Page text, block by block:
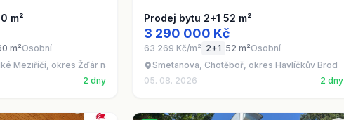
m²
m²Osobní
Meziříčí, okres Žďár nad Sázavou
2 dny
Prodej bytu 2+1 52 m²
3 290 000 Kč
63 269 Kč/m² 2+1 52 m²Osobní
Smetanova, Chotěboř, okres Havlíčkův Brod
05. 08. 2026
2 dny